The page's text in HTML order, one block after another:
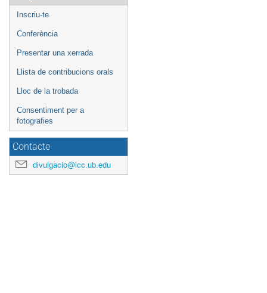
Inscriu-te
Conferència
Presentar una xerrada
Llista de contribucions orals
Lloc de la trobada
Consentiment per a
fotografies
Contacte
divulgacio@icc.ub.edu